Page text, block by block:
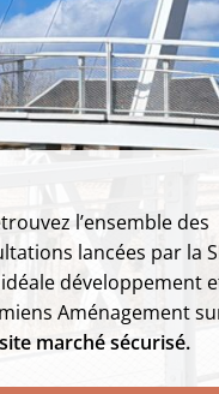
l’ensemble des
lancées par la
développement
Aménagement
site marché sécurisé.